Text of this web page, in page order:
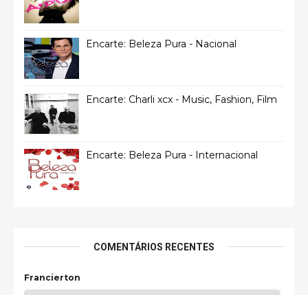
Encarte: Beleza Pura - Nacional
Encarte: Charli xcx - Music, Fashion, Film
Encarte: Beleza Pura - Internacional
COMENTÁRIOS RECENTES
Francierton